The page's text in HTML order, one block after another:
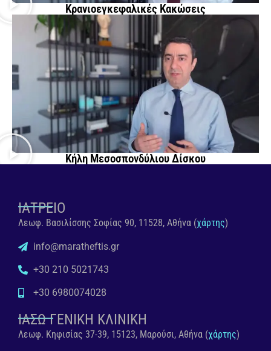
Κρανιοεγκεφαλικές Κακώσεις
Κήλη Μεσοσπονδύλιου Δίσκου
ΙΑΤΡΕΙΟ
Λεωφ. Βασιλίσσης Σοφίας 90, 11528, Αθήνα (χάρτης)
info@maratheftis.gr
+30 210 5021743
+30 6980074028
ΙΑΣΩ ΓΕΝΙΚΗ ΚΛΙΝΙΚΗ
Λεωφ. Κηφισίας 37-39, 15123, Μαρούσι, Αθήνα (χάρτης)